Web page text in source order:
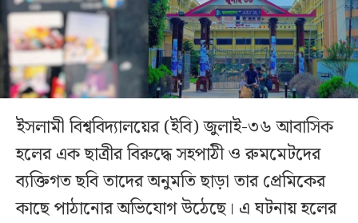
ইসলামী বিশ্ববিদ্যালয়ের (ইবি) জুলাই-৩৬ আবাসিক
হলের এক ছাত্রীর বিরুদ্ধে সহপাঠী ও রুমমেটদের
ব্যক্তিগত ছবি তাদের অনুমতি ছাড়া তার প্রেমিকের
কাছে পাঠানোর অভিযোগ উঠেছে। এ ঘটনায় হলের